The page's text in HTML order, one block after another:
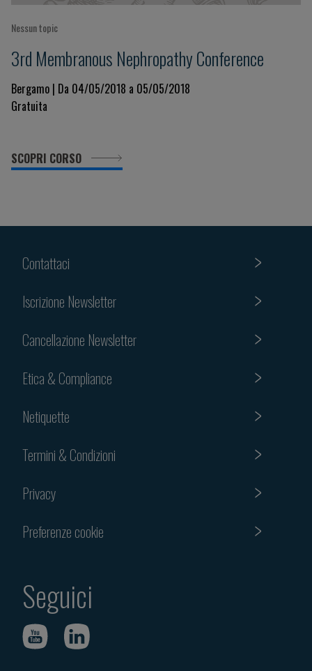
Nessun topic
3rd Membranous Nephropathy Conference
Bergamo | Da 04/05/2018 a 05/05/2018
Gratuita
SCOPRI CORSO
Contattaci
Iscrizione Newsletter
Cancellazione Newsletter
Etica & Compliance
Netiquette
Termini & Condizioni
Privacy
Preferenze cookie
Seguici